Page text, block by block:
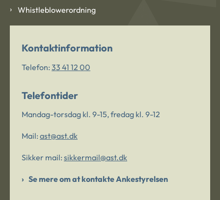
Whistleblowerordning
Kontaktinformation
Telefon: 33 41 12 00
Telefontider
Mandag-torsdag kl. 9-15, fredag kl. 9-12
Mail: ast@ast.dk
Sikker mail: sikkermail@ast.dk
Se mere om at kontakte Ankestyrelsen